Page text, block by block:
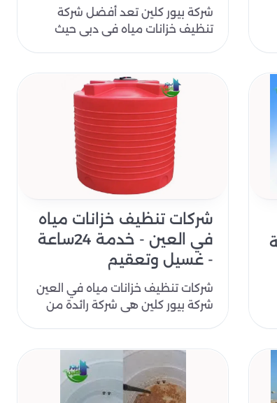
شركة بيور كلين تعد أفضل شركة
تنظيف خزانات مياه في دبي حيث
شركات تنظيف خزانات مياه
في العين - خدمة 24ساعة
- غسيل وتعقيم
شركات تنظيف خزانات مياه في العين
شركة بيور كلين هي شركة رائدة من